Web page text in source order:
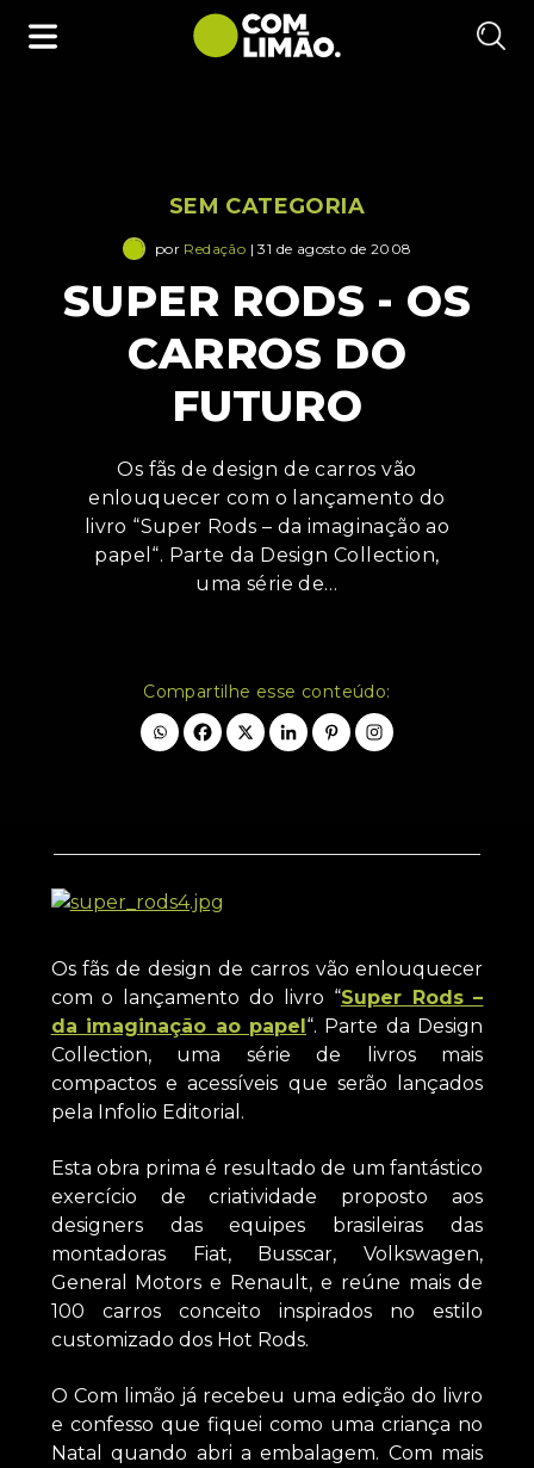
SEM CATEGORIA
por Redação | 31 de agosto de 2008
SUPER RODS - OS
CARROS DO
FUTURO
Os fãs de design de carros vão
enlouquecer com o lançamento do
livro “Super Rods – da imaginação ao
papel“. Parte da Design Collection,
uma série de…
Compartilhe esse conteúdo:
Os fãs de design de carros vão enlouquecer
com o lançamento do livro “Super Rods –
da imaginação ao papel “. Parte da Design
Collection, uma série de livros mais
compactos e acessíveis que serão lançados
pela Infolio Editorial.
Esta obra prima é resultado de um fantástico
exercício de criatividade proposto aos
designers das equipes brasileiras das
montadoras Fiat, Busscar, Volkswagen,
General Motors e Renault, e reúne mais de
100 carros conceito inspirados no estilo
customizado dos Hot Rods.
O Com limão já recebeu uma edição do livro
e confesso que fiquei como uma criança no
Natal quando abri a embalagem. Com mais